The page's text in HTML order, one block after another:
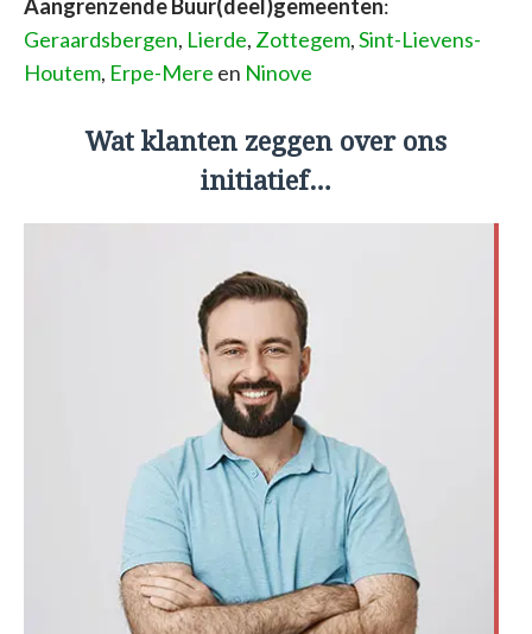
Aangrenzende Buur(deel)gemeenten:
Geraardsbergen, Lierde, Zottegem,Sint-Lievens-
Houtem, Erpe-Mere en Ninove
Wat klanten zeggen over ons
initiatief…